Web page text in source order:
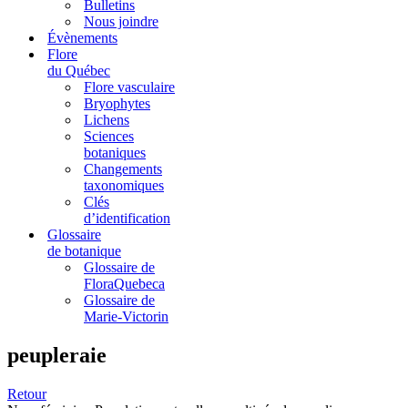
Bulletins
Nous joindre
Évènements
Flore
du Québec
Flore vasculaire
Bryophytes
Lichens
Sciences
botaniques
Changements
taxonomiques
Clés
d’identification
Glossaire
de botanique
Glossaire de
FloraQuebeca
Glossaire de
Marie-Victorin
peupleraie
Retour